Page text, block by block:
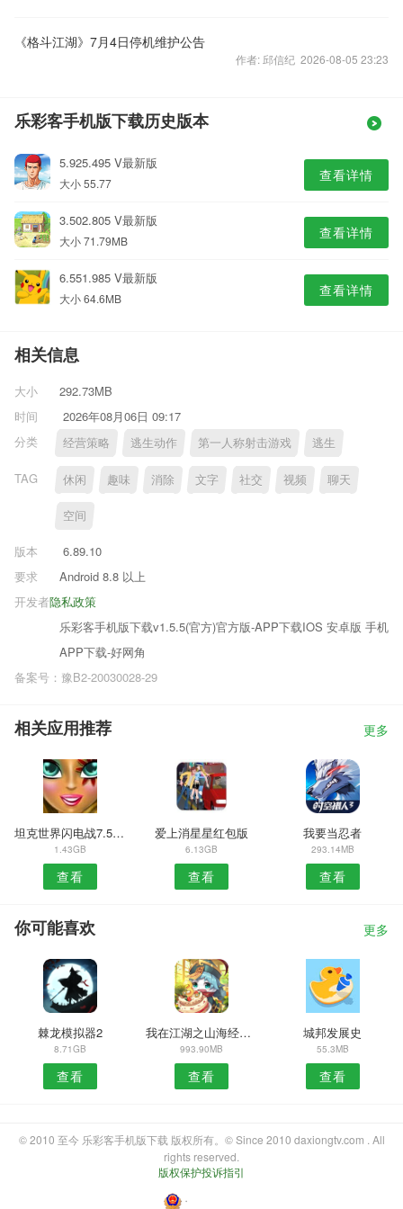
《格斗江湖》7月4日停机维护公告
作者: 邱信纪 2026-08-05 23:23
乐彩客手机版下载历史版本
5.925.495 V最新版
大小 55.77 查看详情
3.502.805 V最新版
大小 71.79MB 查看详情
6.551.985 V最新版
大小 64.6MB 查看详情
相关信息
大小
292.73MB
时间
2026年08月06日 09:17
分类
经营策略 逃生动作 第一人称射击游戏 逃生
TAG 休闲 趣味 消除 文字 社交 视频 聊天
空间
版本
6.89.10
要求
Android 8.8 以上
隐私政策
开发者
乐彩客手机版下载v1.5.5(官方)官方版-APP下载IOS 安卓版 手机
APP下载-好网角
备案号：豫B2-20030028-29
相关应用推荐 更多
坦克世界闪电战7.5.0.441
1.43GB
查看
爱上消星星红包版
6.13GB
查看
我要当忍者
293.14MB
查看
你可能喜欢 更多
棘龙模拟器2
8.71GB
查看
我在江湖之山海经妖兽传说
993.90MB
查看
城邦发展史
55.3MB
查看
© 2010 至今 乐彩客手机版下载 版权所有。© Since 2010 daxiongtv.com . All
rights reserved.
版权保护投诉指引
・